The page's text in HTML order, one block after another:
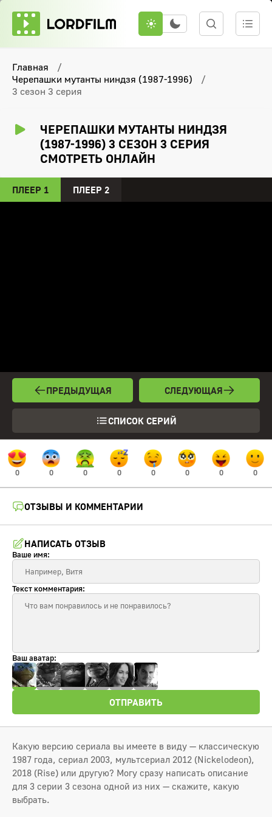
Главная
Черепашки мутанты ниндзя (1987-1996)
3 сезон 3 серия
ЧЕРЕПАШКИ МУТАНТЫ НИНДЗЯ
(1987-1996) 3 СЕЗОН 3 СЕРИЯ
СМОТРЕТЬ ОНЛАЙН
ПЛЕЕР 1 ПЛЕЕР 2
ПРЕДЫДУЩАЯ
СПИСОК СЕРИЙ
СЛЕДУЮЩАЯ
0 0 0 0 0 0 0 0
ОТЗЫВЫ И КОММЕНТАРИИ
НАПИСАТЬ ОТЗЫВ
Ваше имя:
Текст комментария:
Ваш аватар:
ОТПРАВИТЬ
Какую версию сериала вы имеете в виду — классическую
1987 года, сериал 2003, мультсериал 2012 (Nickelodeon),
2018 (Rise) или другую? Могу сразу написать описание
для 3 серии 3 сезона одной из них — скажите, какую
выбрать.